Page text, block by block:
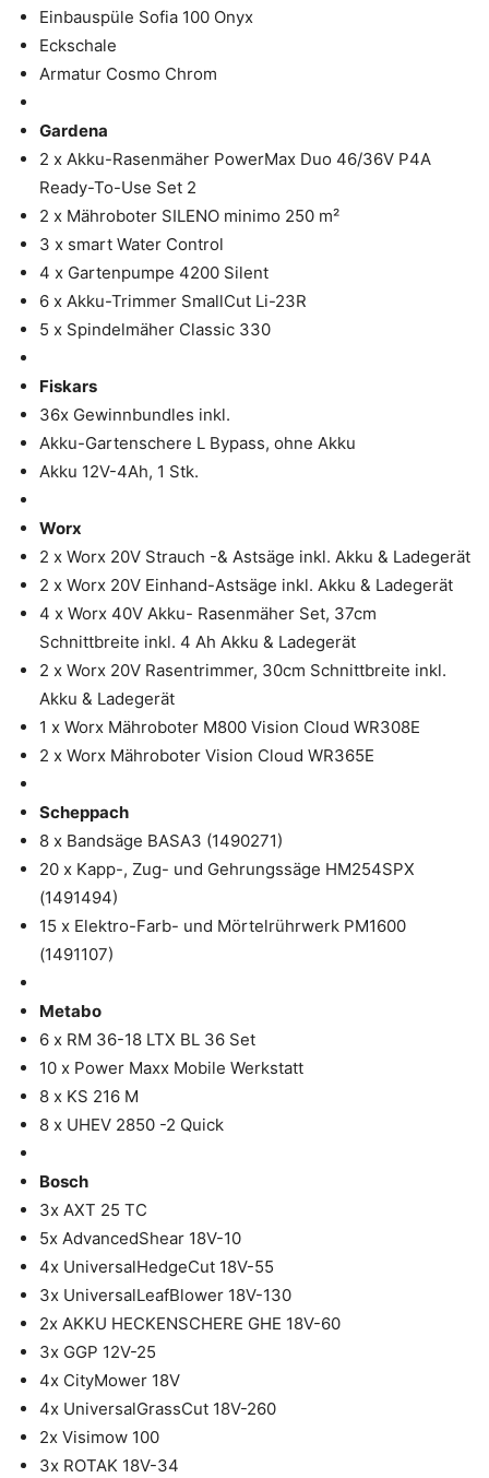
Einbauspüle Sofia 100 Onyx
Eckschale
Armatur Cosmo Chrom
Gardena
2 x Akku-Rasenmäher PowerMax Duo 46/36V P4A
Ready-To-Use Set 2
2 x Mähroboter SILENO minimo 250 m²
3 x smart Water Control
4 x Gartenpumpe 4200 Silent
6 x Akku-Trimmer SmallCut Li-23R
5 x Spindelmäher Classic 330
Fiskars
36x Gewinnbundles inkl.
Akku-Gartenschere L Bypass, ohne Akku
Akku 12V-4Ah, 1 Stk.
Worx
2 x Worx 20V Strauch -& Astsäge inkl. Akku & Ladegerät
2 x Worx 20V Einhand-Astsäge inkl. Akku & Ladegerät
4 x Worx 40V Akku- Rasenmäher Set, 37cm
Schnittbreite inkl. 4 Ah Akku & Ladegerät
2 x Worx 20V Rasentrimmer, 30cm Schnittbreite inkl.
Akku & Ladegerät
1 x Worx Mähroboter M800 Vision Cloud WR308E
2 x Worx Mähroboter Vision Cloud WR365E
Scheppach
8 x Bandsäge BASA3 (1490271)
20 x Kapp-, Zug- und Gehrungssäge HM254SPX
(1491494)
15 x Elektro-Farb- und Mörtelrührwerk PM1600
(1491107)
Metabo
6 x RM 36-18 LTX BL 36 Set
10 x Power Maxx Mobile Werkstatt
8 x KS 216 M
8 x UHEV 2850 -2 Quick
Bosch
3x AXT 25 TC
5x AdvancedShear 18V-10
4x UniversalHedgeCut 18V-55
3x UniversalLeafBlower 18V-130
2x AKKU HECKENSCHERE GHE 18V-60
3x GGP 12V-25
4x CityMower 18V
4x UniversalGrassCut 18V-260
2x Visimow 100
3x ROTAK 18V-34